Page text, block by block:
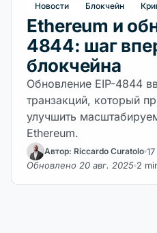
Новости Блокчейн
Ethereum и
4844: шаг
блокчейна
Обновление EIP-4844
транзакций, который
улучшить
Ethereum.
Автор: Riccardo Curatolo
Обновлено 20 авг. 2025 2